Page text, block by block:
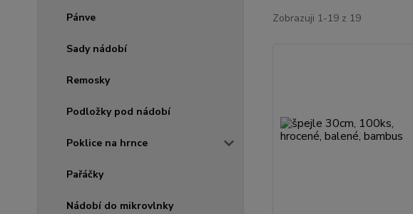
Pánve
Sady nádobí
Remosky
Podložky pod nádobí
Poklice na hrnce
Pařáčky
Nádobí do mikrovlnky
Zobrazuji 1-19 z 19